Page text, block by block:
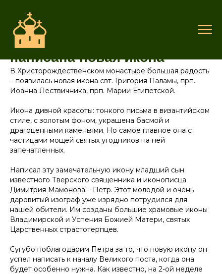
Для монастыря была
написана новая икона
В Христорождественском монастыре большая радость
– появилась новая икона свт. Григория Паламы, прп.
Иоанна Лествичника, прп. Марии Египетской.
Икона дивной красоты: тонкого письма в византийском
стиле, с золотым фоном, украшена басмой и
драгоценными каменьями. Но самое главное она с
частицами мощей святых угодников на ней
запечатленных.
Написал эту замечательную икону младший сын
известного Тверского священника и иконописца
Димитрия Мамонова – Петр. Этот молодой и очень
даровитый изограф уже изрядно потрудился для
нашей обители. Им созданы большие храмовые иконы
Владимирской и Успения Божией Матери, святых
Царственных страстотерпцев.
Сугубо поблагодарим Петра за то, что новую икону он
успел написать к началу Великого поста, когда она
будет особенно нужна. Как известно, на 2-ой неделе